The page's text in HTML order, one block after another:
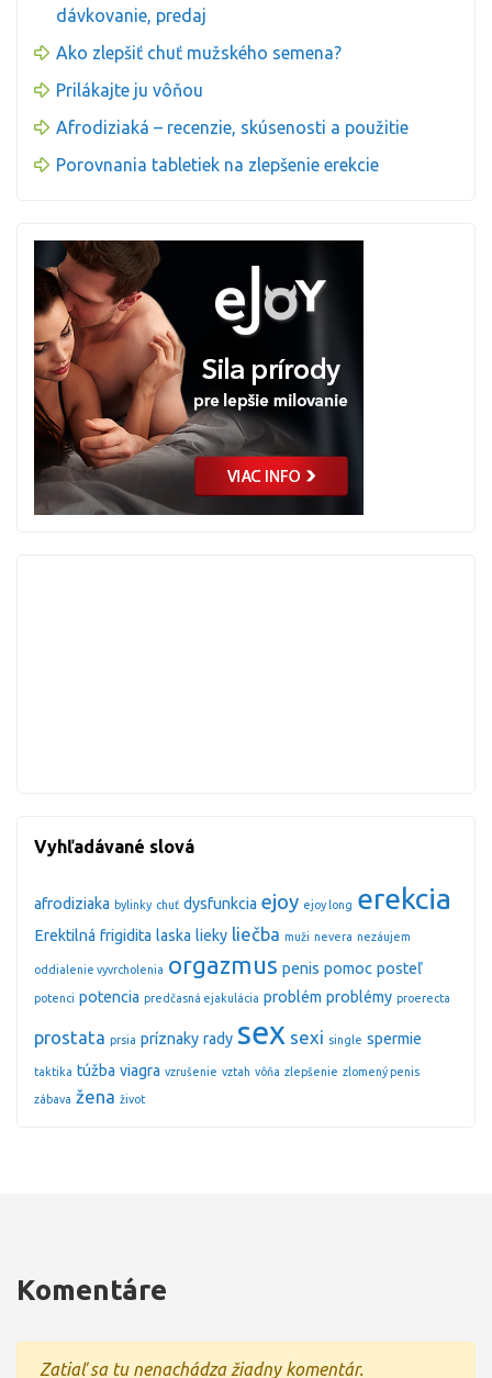
dávkovanie, predaj
Ako zlepšiť chuť mužského semena?
Prilákajte ju vôňou
Afrodiziaká – recenzie, skúsenosti a použitie
Porovnania tabletiek na zlepšenie erekcie
Vyhľadávané slová
afrodiziaka bylinky chuť dysfunkcia ejoy ejoy long erekcia
Erektilná frigidita laska lieky liečba muži nevera nezáujem
oddialenie vyvrcholenia orgazmus penis pomoc posteľ
potenci potencia predčasná ejakulácia problém problémy proerecta
prostata prsia príznaky rady sex sexi single spermie
taktika túžba viagra vzrušenie vztah vôňa zlepšenie zlomený penis
zábava žena život
Komentáre
Zatiaľ sa tu nenachádza žiadny komentár.